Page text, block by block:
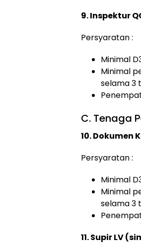
9. Inspektur
Persyaratan :
Minimal
Minimal
selama 3
C. Tenaga
10. Dokumen
Persyaratan :
Minimal
Minimal
selama 3
11. Supir LV